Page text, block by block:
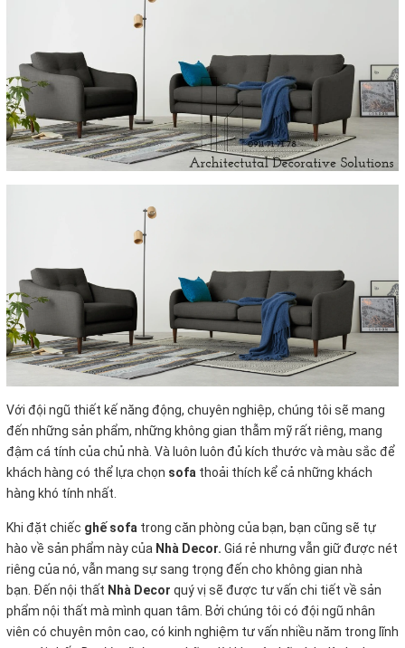
Với đội ngũ thiết kế năng động, chuyên nghiệp, chúng tôi sẽ mang
đến những sản phẩm, những không gian thẫm mỹ rất riêng, mang
đậm cá tính của chủ nhà. Và luôn luôn đủ kích thước và màu sắc để
khách hàng có thể lựa chọn sofa thoải thích kể cả những khách
hàng khó tính nhất.
Khi đặt chiếc ghế sofa trong căn phòng của bạn, bạn cũng sẽ tự
hào về sản phẩm này của Nhà Decor. Giá rẻ nhưng vẫn giữ được nét
riêng của nó, vẫn mang sự sang trọng đến cho không gian nhà
bạn. Đến nội thất Nhà Decor quý vị sẽ được tư vấn chi tiết về sản
phẩm nội thất mà mình quan tâm. Bởi chúng tôi có đội ngũ nhân
viên có chuyên môn cao, có kinh nghiệm tư vấn nhiều năm trong lĩnh